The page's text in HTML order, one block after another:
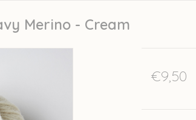
Merino - Cream
€9,50